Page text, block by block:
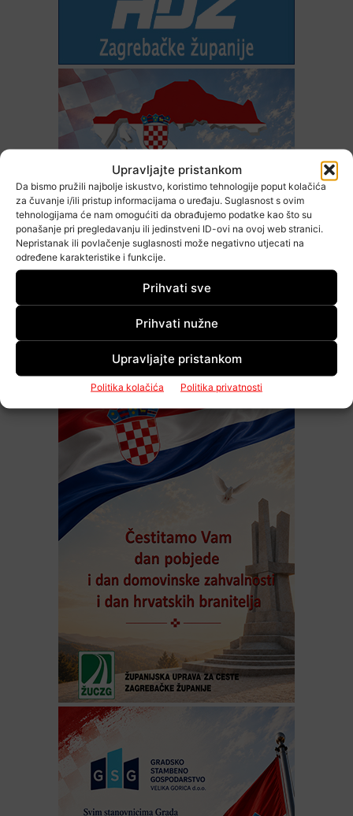
Upravljajte pristankom
Da bismo pružili najbolje iskustvo, koristimo tehnologije poput kolačića
za čuvanje i/ili pristup informacijama o uređaju. Suglasnost s ovim
tehnologijama će nam omogućiti da obrađujemo podatke kao što su
ponašanje pri pregledavanju ili jedinstveni ID-ovi na ovoj web stranici.
Nepristanak ili povlačenje suglasnosti može negativno utjecati na
određene karakteristike i funkcije.
Prihvati sve
Prihvati nužne
Upravljajte pristankom
Politika kolačića Politika privatnosti